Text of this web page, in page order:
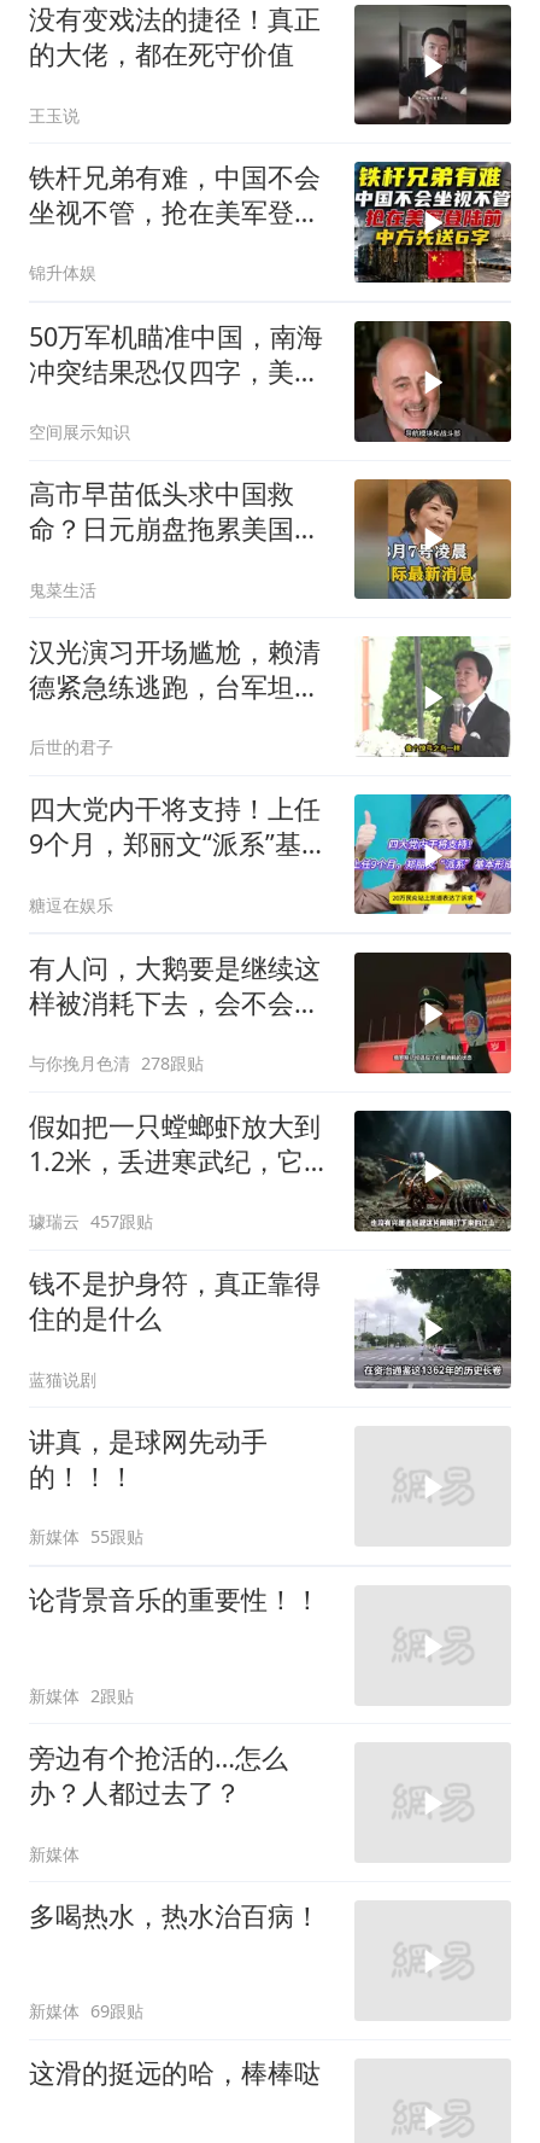
没有变戏法的捷径！真正
的大佬，都在死守价值
王玉说
铁杆兄弟有难，中国不会
坐视不管，抢在美军登陆
锦升体娱
50万军机瞄准中国，南海
冲突结果恐仅四字，美防
空间展示知识
高市早苗低头求中国救
命？日元崩盘拖累美国下
鬼菜生活
汉光演习开场尴尬，赖清
德紧急练逃跑，台军坦克
后世的君子
四大党内干将支持！上任
9个月，郑丽文“派系”基本
糖逗在娱乐
有人问，大鹅要是继续这
样被消耗下去，会不会灭
与你挽月色清 278跟贴
假如把一只螳螂虾放大到
1.2米，丢进寒武纪，它能
璩瑞云 457跟贴
钱不是护身符，真正靠得
住的是什么
蓝猫说剧
讲真，是球网先动手
的！！！
新媒体 55跟贴
论背景音乐的重要性！！
新媒体 2跟贴
旁边有个抢活的…怎么
办？人都过去了？
新媒体
多喝热水，热水治百病！
新媒体 69跟贴
这滑的挺远的哈，棒棒哒